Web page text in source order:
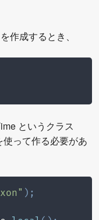
作成するとき、
というクラス
使って作る必要があ
) ;